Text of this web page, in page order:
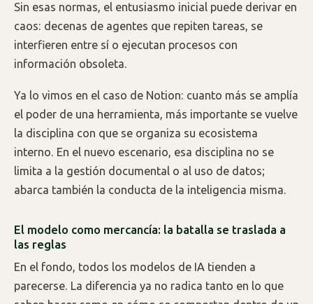
Sin esas normas, el entusiasmo inicial puede derivar en
caos: decenas de agentes que repiten tareas, se
interfieren entre sí o ejecutan procesos con
información obsoleta.
Ya lo vimos en el caso de Notion: cuanto más se amplía
el poder de una herramienta, más importante se vuelve
la disciplina con que se organiza su ecosistema
interno. En el nuevo escenario, esa disciplina no se
limita a la gestión documental o al uso de datos;
abarca también la conducta de la inteligencia misma.
El modelo como mercancía: la batalla se traslada a
las reglas
En el fondo, todos los modelos de IA tienden a
parecerse. La diferencia ya no radica tanto en lo que